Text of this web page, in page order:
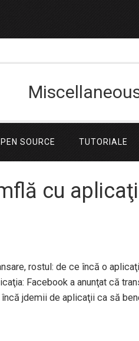
SOURCE TUTORIALE
cu
rostul: de ce încă o
Facebook a anunţat că
jdemii de aplicaţii ca să